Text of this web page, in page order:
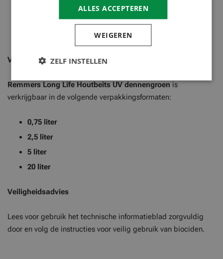
Pine/Lariks (RC-260)- 2247
Palissander (RC-720)- 2248
- 2237
Verpakkingsformaten
Remmers Long Life Houtbeits UV dennengroenis
verkrijgbaar in de volgende verpakkingsformaten:
0,75 liter
2,5 liter
5 liter
20 liter
Veiligheidsadvies
Lees voor gebruik het technische informatieblad zorgvuldig
door en volg de instructies voor veilig gebruik van biociden.
ALLES ACCEPTEREN
WEIGEREN
ZELF INSTELLEN